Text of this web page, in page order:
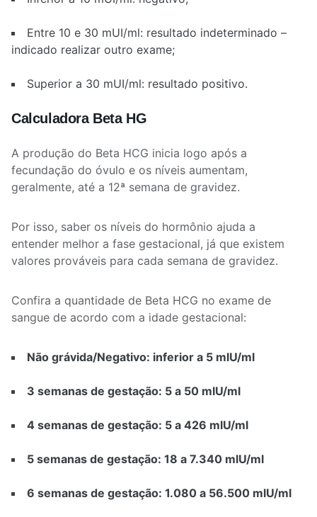
Entre 10 e 30 mUI/ml: resultado indeterminado –
indicado realizar outro exame;
Superior a 30 mUI/ml: resultado positivo.
Calculadora Beta HG
A produção do Beta HCG inicia logo após a
fecundação do óvulo e os níveis aumentam,
geralmente, até a 12ª semana de gravidez.
Por isso, saber os níveis do hormônio ajuda a
entender melhor a fase gestacional, já que existem
valores prováveis para cada semana de gravidez.
Confira a quantidade de Beta HCG no exame de
sangue de acordo com a idade gestacional:
Não grávida/Negativo: inferior a 5 mlU/ml
3 semanas de gestação: 5 a 50 mlU/ml
4 semanas de gestação: 5 a 426 mlU/ml
5 semanas de gestação: 18 a 7.340 mlU/ml
6 semanas de gestação: 1.080 a 56.500 mlU/ml